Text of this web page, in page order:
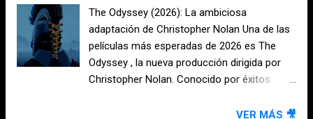
New Day? La historia se desarrolla varios
años después de los sucesos de No Way
Home . Peter Parker vive completamente
solo en Nueva York, ya que nadie recuerda
quién es realmente. Sin el apoyo de sus
el anonimato, Peter se ha dedicado a
The Odyssey (2026): La ambiciosa
adaptación de Christopher Nolan Una de las
películas más esperadas de 2026 es The
Odyssey , la nueva producción dirigida por
Christopher Nolan. Conocido por éxitos
el cineasta británico se adentra por primera
VER MÁS 🎥